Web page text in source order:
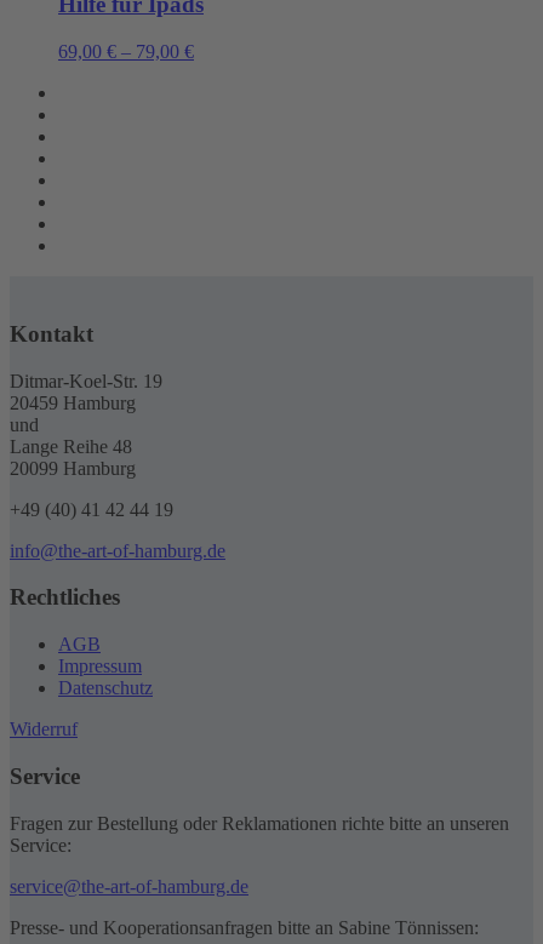
69,00 € – 79,00 €
Kontakt
Ditmar-Koel-Str. 19
20459 Hamburg
und
Lange Reihe 48
20099 Hamburg
+49 (40) 41 42 44 19
info@the-art-of-hamburg.de
Rechtliches
AGB
Impressum
Datenschutz
Widerruf
Service
Fragen zur Bestellung oder Reklamationen richte bitte an unseren
Service:
service@the-art-of-hamburg.de
Presse- und Kooperationsanfragen bitte an Sabine Tönnissen: